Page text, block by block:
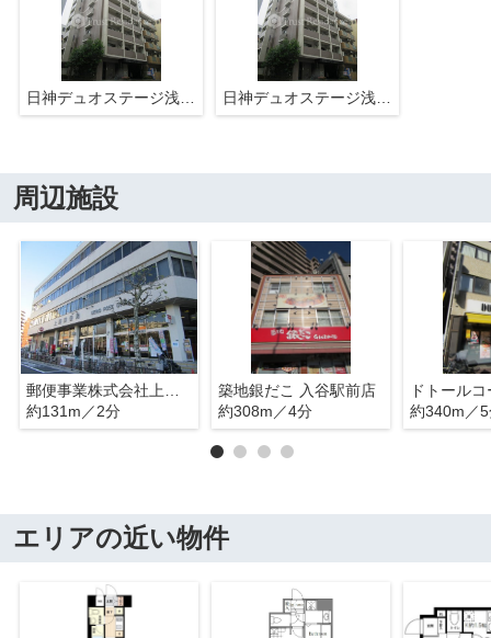
日神デュオステージ浅草Ⅱ
周辺施設
約131m／2分
築地銀だこ 入谷駅前店
約308m／4分
約340m／
エリアの近い物件